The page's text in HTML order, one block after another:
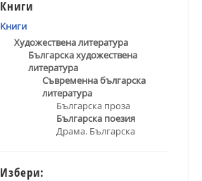
Книги
Книги
Художествена литература
Българска художествена
литература
Съвременна българска
литература
Българска проза
Българска поезия
Драма. Българска
Избери: